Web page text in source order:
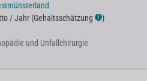
/ Jahr (Gehaltsschätzung ℹ )
und Unfallchirurgie